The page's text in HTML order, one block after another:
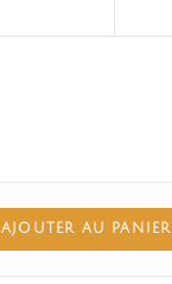
AJOUTER AU PANIER